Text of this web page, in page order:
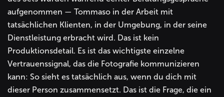
aufgenommen — Tommaso in der Arbeit mit
tatsächlichen Klienten, in der Umgebung, in der seine
Dienstleistung erbracht wird. Das ist kein
Produktionsdetail. Es ist das wichtigste einzelne
Vertrauenssignal, das die Fotografie kommunizieren
kann: So sieht es tatsächlich aus, wenn du dich mit
dieser Person zusammensetzt. Das ist die Frage, die ein